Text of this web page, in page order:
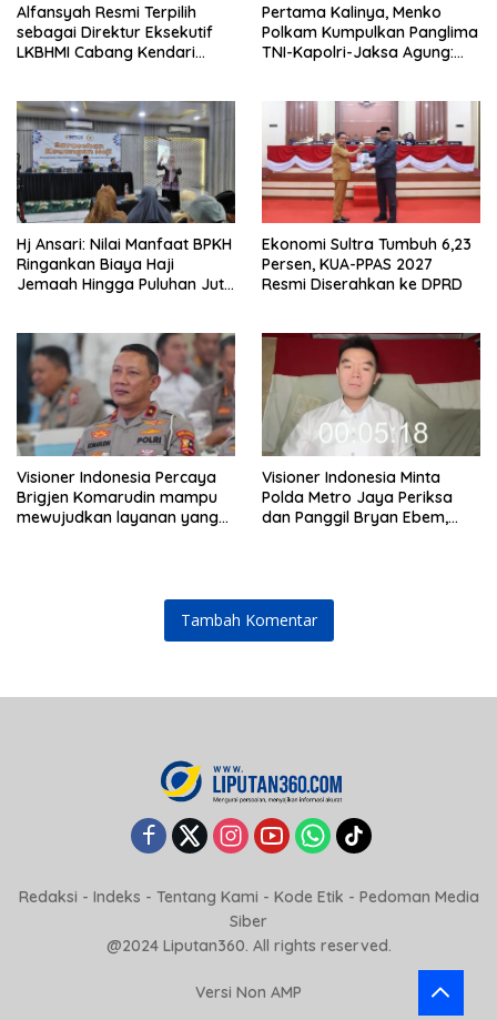
Alfansyah Resmi Terpilih
sebagai Direktur Eksekutif
LKBHMI Cabang Kendari
Pertama Kalinya, Menko
Polkam Kumpulkan Panglima
TNI-Kapolri-Jaksa Agung:
Hj Ansari: Nilai Manfaat BPKH
Ringankan Biaya Haji
Jemaah Hingga Puluhan Juta
Ekonomi Sultra Tumbuh 6,23
Persen, KUA-PPAS 2027
Resmi Diserahkan ke DPRD
Visioner Indonesia Percaya
Brigjen Komarudin mampu
mewujudkan layanan yang
Visioner Indonesia Minta
Polda Metro Jaya Periksa
dan Panggil Bryan Ebem,
Tambah Komentar
Redaksi - Indeks - Tentang Kami - Kode Etik - Pedoman Media
Siber
@2024 Liputan360. All rights reserved.
Versi Non AMP